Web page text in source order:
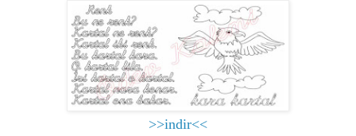
>>indir<<